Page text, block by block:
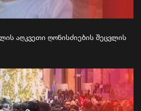
აღკვეთი ღონისძიების შეცვლის